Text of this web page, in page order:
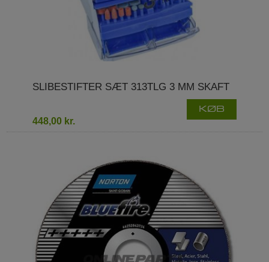
SLIBESTIFTER SÆT 313TLG 3 MM SKAFT
448,00 kr.
KØB